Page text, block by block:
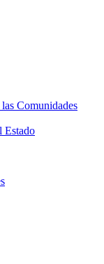
Comunidades
Estado